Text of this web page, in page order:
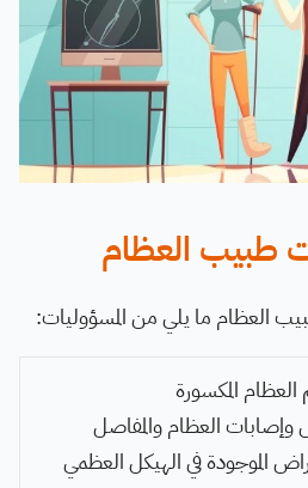
طبيب العظام
العظام ما يلي من المسؤوليات:
العظام المكسورة
العظام والمفاصل
الموجودة في الهيكل العظمي